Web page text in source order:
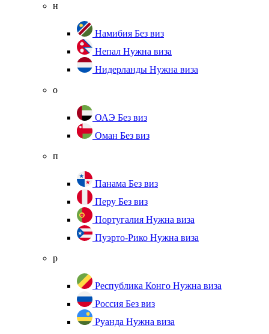
н
Намибия Без виз
Непал Нужна виза
Нидерланды Нужна виза
о
ОАЭ Без виз
Оман Без виз
п
Панама Без виз
Перу Без виз
Португалия Нужна виза
Пуэрто-Рико Нужна виза
р
Республика Конго Нужна виза
Россия Без виз
Руанда Нужна виза